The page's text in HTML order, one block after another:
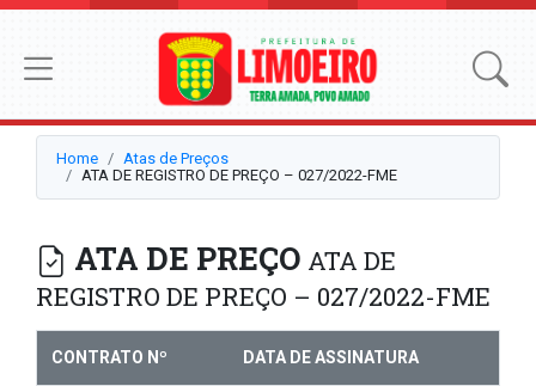
Home
Atas de Preços
ATA DE REGISTRO DE PREÇO – 027/2022-FME
ATA DE PREÇO ATA DE
REGISTRO DE PREÇO – 027/2022-FME
CONTRATO Nº DATA DE ASSINATURA